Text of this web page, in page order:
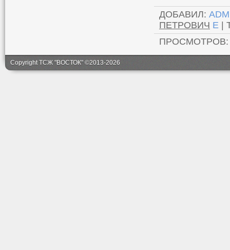
ДОБАВИЛ:
ПЕТРОВИЧ E
ПРОСМОТРОВ
Copyright ТСЖ "ВОСТОК" ©2013-2026